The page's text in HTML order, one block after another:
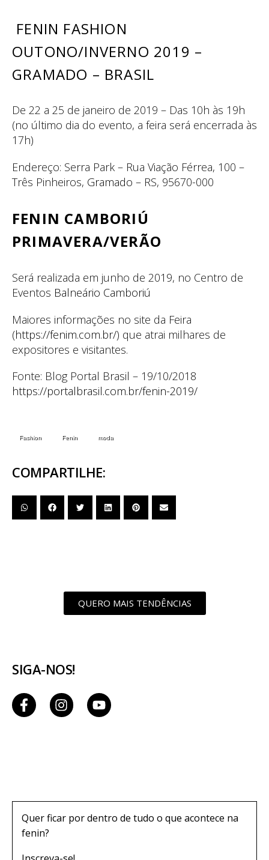
FENIN FASHION
OUTONO/INVERNO 2019 –
GRAMADO – BRASIL
De 22 a 25 de janeiro de 2019 – Das 10h às 19h
(no último dia do evento, a feira será encerrada às
17h)
Endereço: Serra Park – Rua Viação Férrea, 100 –
Três Pinheiros, Gramado – RS, 95670-000
FENIN CAMBORIÚ
PRIMAVERA/VERÃO
Será realizada em junho de 2019, no Centro de
Eventos Balneário Camboriú
Maiores informações no site da Feira
(https://fenim.com.br/) que atrai milhares de
expositores e visitantes.
Fonte: Blog Portal Brasil – 19/10/2018
https://portalbrasil.com.br/fenin-2019/
Fashion Fenin moda
COMPARTILHE:
QUERO MAIS TENDÊNCIAS
SIGA-NOS!
Quer ficar por dentro de tudo o que acontece na
fenin?